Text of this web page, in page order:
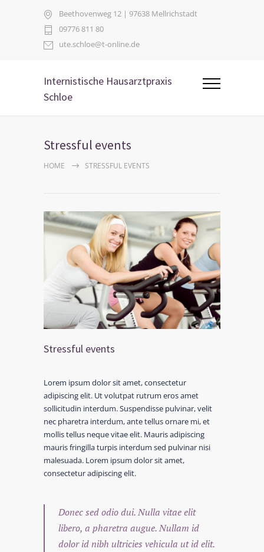
Beethovenweg 12 | 97638 Mellrichstadt
09776 811 80
ute.schloe@t-online.de
Internistische Hausarztpraxis
Schloe
Stressful events
HOME STRESSFUL EVENTS
Stressful events
Lorem ipsum dolor sit amet, consectetur
adipiscing elit. Ut volutpat rutrum eros amet
sollicitudin interdum. Suspendisse pulvinar, velit
nec pharetra interdum, ante tellus ornare mi, et
mollis tellus neque vitae elit. Mauris adipiscing
mauris fringilla turpis interdum sed pulvinar nisi
malesuada. Lorem ipsum dolor sit amet,
consectetur adipiscing elit.
Donec sed odio dui. Nulla vitae elit
libero, a pharetra augue. Nullam id
dolor id nibh ultricies vehicula ut id elit.